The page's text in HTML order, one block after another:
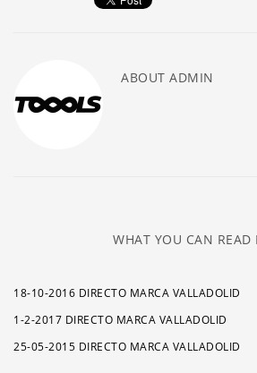
ABOUT ADMIN
WHAT YOU CAN READ
18-10-2016 DIRECTO MARCA VALLADOLID
1-2-2017 DIRECTO MARCA VALLADOLID
25-05-2015 DIRECTO MARCA VALLADOLID